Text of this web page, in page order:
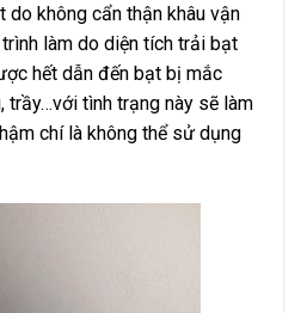
do không cẩn thận khâu vận
làm do diện tích trải bạt
hết dẫn đến bạt bị mắc
trầy…với tình trạng này sẽ làm
chí là không thể sử dụng